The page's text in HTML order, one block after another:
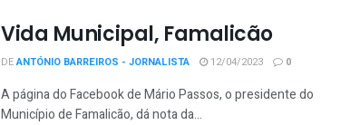
Vida Municipal, Famalicão
DEANTÓNIO BARREIROS - JORNALISTA 12/04/2023 0
A página do Facebook de Mário Passos, o presidente do
Município de Famalicão, dá nota da...